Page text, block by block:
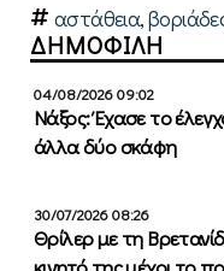
αστάθεια,
ΔΗΜΟΦΙΛΗ
04/08/2026 09:02
Νάξος: Έχασε το
άλλα δύο σκάφη
30/07/2026 08:26
Θρίλερ με τη